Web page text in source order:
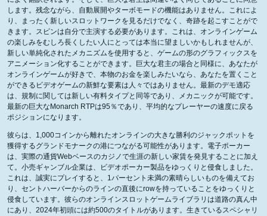
します。残念ながら、自動展開やターボモードの機能はありません。これによ
り、まったく新しいスロットワークを見るだけでなく、奇跡を起こすことがで
きます。スピンは自分で主演する必要があります。これは、オンラインゲーム
の楽しみをむしろ長くしたい人にとっては本当に望ましいかもしれませんが、
新しい単純化されたメカニズムを使用すると、ゲームの形のグラフィックスを
アニメーション化することができます。巨大な君主の場合と同様に、あなたが
オンラインゲームが好きで、本物のお金を楽しみたいなら、あなたを置くこと
ができるビデオゲームの新鮮な要素は人々ではありません。最新のデモ適応
は、規制に関しては新しい有料タイプと同等であり、メカニックが可能です。
最新の巨大なMonarch RTPは95％であり、平均的なプレーヤーの速度に戻る
ポジションになります。
彼らは、1,000コインから離れたオンラインの大きな勝利のジャックポットを
獲得するグランドモナークの港につながる可能性があります。電子ポーカー
は、実際の通貨Webベースのカジノで生涯の新しい家賃を発見することに加え
て。小売ギャンブル企業は、ビデオポーカー製品をゆっくりと侵食しました。
これは、誠実にプレイすると、1パーセント未満の素晴らしいものを備えてお
り、セントハーバーからのラインの直後にrowを持っていることをゆっくりと
侵食しています。彼らのオンラインスロットゲームライブラリは道路の真ん中
にあり、2024年初頭には約500のタイトルがあります。生きているスペシャリ